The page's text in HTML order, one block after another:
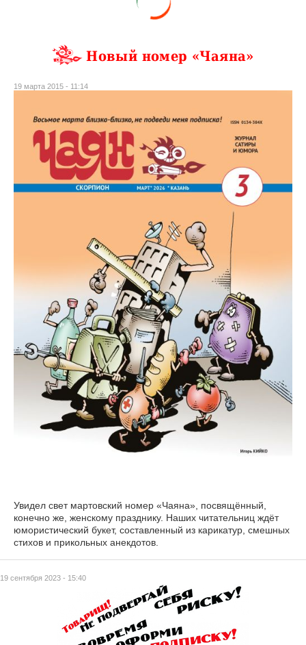
19 сентября 2023 - 15:40
Новый номер «Чаяна»
19 марта 2015 - 11:14
Увидел свет мартовский номер «Чаяна», посвящённый,
конечно же, женскому празднику. Наших читательниц ждёт
юмористический букет, составленный из карикатур, смешных
стихов и прикольных анекдотов.